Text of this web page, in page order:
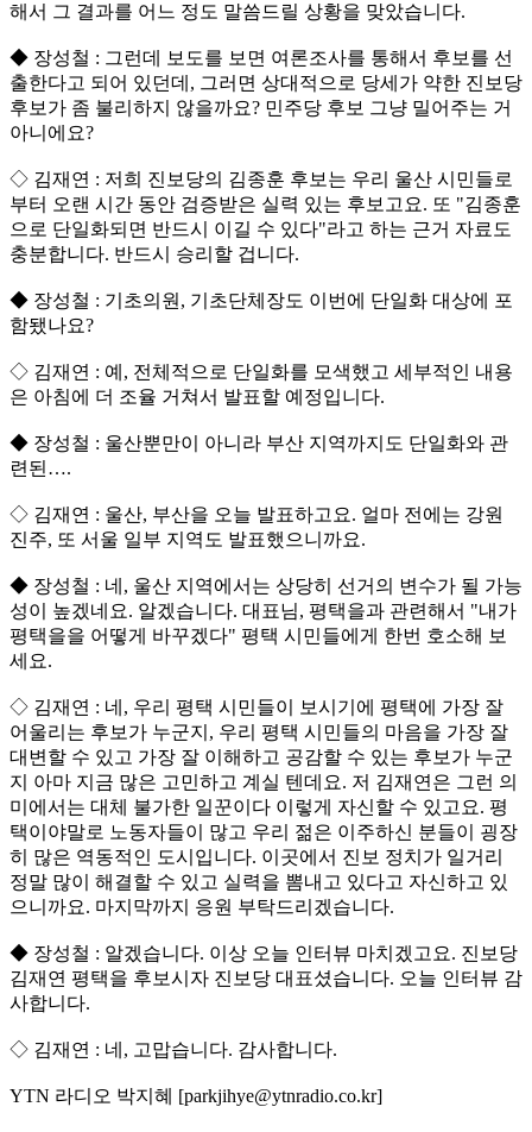
해서 그 결과를 어느 정도 말씀드릴 상황을 맞았습니다.
◆ 장성철 : 그런데 보도를 보면 여론조사를 통해서 후보를 선
출한다고 되어 있던데, 그러면 상대적으로 당세가 약한 진보당
후보가 좀 불리하지 않을까요? 민주당 후보 그냥 밀어주는 거
아니에요?
◇ 김재연 : 저희 진보당의 김종훈 후보는 우리 울산 시민들로
부터 오랜 시간 동안 검증받은 실력 있는 후보고요. 또 "김종훈
으로 단일화되면 반드시 이길 수 있다"라고 하는 근거 자료도
충분합니다. 반드시 승리할 겁니다.
◆ 장성철 : 기초의원, 기초단체장도 이번에 단일화 대상에 포
함됐나요?
◇ 김재연 : 예, 전체적으로 단일화를 모색했고 세부적인 내용
은 아침에 더 조율 거쳐서 발표할 예정입니다.
◆ 장성철 : 울산뿐만이 아니라 부산 지역까지도 단일화와 관
련된….
◇ 김재연 : 울산, 부산을 오늘 발표하고요. 얼마 전에는 강원
진주, 또 서울 일부 지역도 발표했으니까요.
◆ 장성철 : 네, 울산 지역에서는 상당히 선거의 변수가 될 가능
성이 높겠네요. 알겠습니다. 대표님, 평택을과 관련해서 "내가
평택을을 어떻게 바꾸겠다" 평택 시민들에게 한번 호소해 보
세요.
◇ 김재연 : 네, 우리 평택 시민들이 보시기에 평택에 가장 잘
어울리는 후보가 누군지, 우리 평택 시민들의 마음을 가장 잘
대변할 수 있고 가장 잘 이해하고 공감할 수 있는 후보가 누군
지 아마 지금 많은 고민하고 계실 텐데요. 저 김재연은 그런 의
미에서는 대체 불가한 일꾼이다 이렇게 자신할 수 있고요. 평
택이야말로 노동자들이 많고 우리 젊은 이주하신 분들이 굉장
히 많은 역동적인 도시입니다. 이곳에서 진보 정치가 일거리
정말 많이 해결할 수 있고 실력을 뽐내고 있다고 자신하고 있
으니까요. 마지막까지 응원 부탁드리겠습니다.
◆ 장성철 : 알겠습니다. 이상 오늘 인터뷰 마치겠고요. 진보당
김재연 평택을 후보시자 진보당 대표셨습니다. 오늘 인터뷰 감
사합니다.
◇ 김재연 : 네, 고맙습니다. 감사합니다.
YTN 라디오 박지혜 [parkjihye@ytnradio.co.kr]